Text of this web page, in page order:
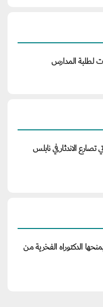
لطلبة المدارس
الاندثار في نابلس
الدكتوراه الفخرية من